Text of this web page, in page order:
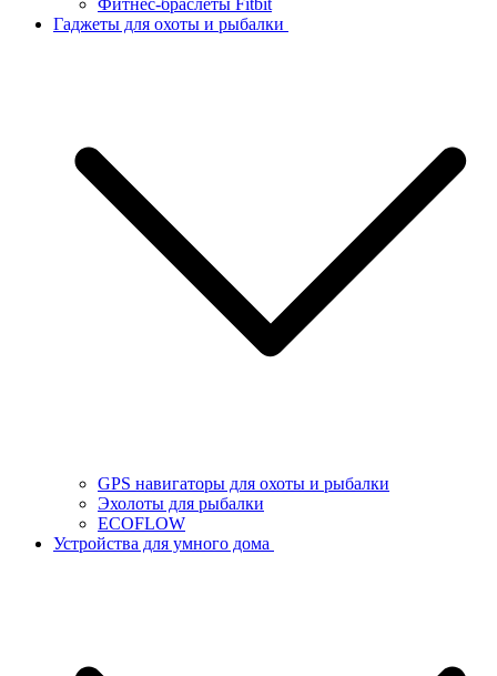
Фитнес-браслеты Fitbit
Гаджеты для охоты и рыбалки
GPS навигаторы для охоты и рыбалки
Эхолоты для рыбалки
ECOFLOW
Устройства для умного дома